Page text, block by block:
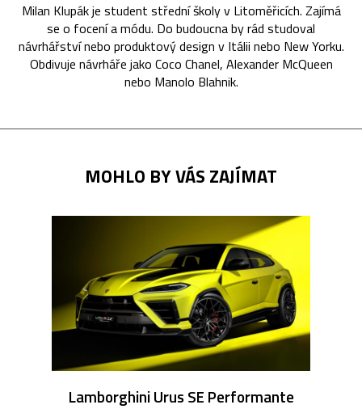
Milan Klupák je student střední školy v Litoměřicích. Zajímá
se o focení a módu. Do budoucna by rád studoval
návrhářství nebo produktový design v Itálii nebo New Yorku.
Obdivuje návrháře jako Coco Chanel, Alexander McQueen
nebo Manolo Blahnik.
MOHLO BY VÁS ZAJÍMAT
Lamborghini Urus SE Performante